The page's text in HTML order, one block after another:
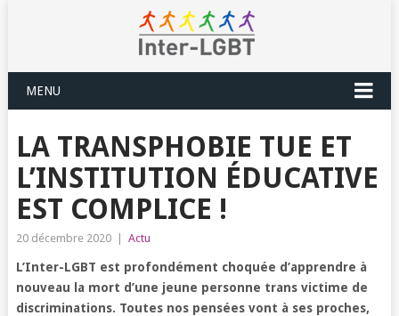
MENU
LA TRANSPHOBIE TUE ET
L’INSTITUTION ÉDUCATIVE
EST COMPLICE !
20 décembre 2020 Actu
L’Inter-LGBT est profondément choquée d’apprendre à
nouveau la mort d’une jeune personne trans victime de
discriminations. Toutes nos pensées vont à ses proches,